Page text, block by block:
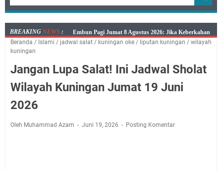
BREAKING NEWS :
Embun Pagi Jumat 8 Agustus 2026: Jika Keberkahan
Dicabut Dari Hidupmu, Kamu Akan Tetap Berjalan
Salat Lima Waktu itu Bukan Cuma Kewajiban, Tapi
juga Tempat Beristirahat yang Paling Menenangkan, Ini
Jadwal Salat Wilayah Kuningan Jumat 7 Agustus 2026
Beranda / Islami / jadwal salat / kuningan oke / liputan kuningan / wilayah
kuningan
Jangan Lupa Salat! Ini Jadwal Sholat
Wilayah Kuningan Jumat 19 Juni
2026
Oleh Muhammad Azam Juni 19, 2026 Posting Komentar